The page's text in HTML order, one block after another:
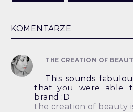
KOMENTARZE
THE CREATION OF
This sounds
that you were able
brand :D
the creation of beauty